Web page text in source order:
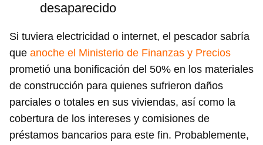
desaparecido
Si tuviera electricidad o internet, el pescador sabría
que anoche el Ministerio de Finanzas y Precios
prometió una bonificación del 50% en los materiales
de construcción para quienes sufrieron daños
parciales o totales en sus viviendas, así como la
cobertura de los intereses y comisiones de
préstamos bancarios para este fin. Probablemente,